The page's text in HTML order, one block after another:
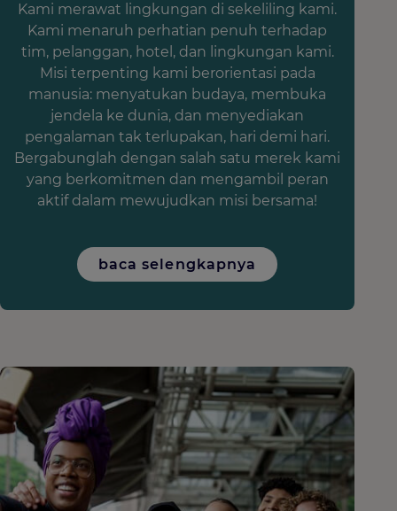
Kami merawat lingkungan di sekeliling kami.
Kami menaruh perhatian penuh terhadap
tim, pelanggan, hotel, dan lingkungan kami.
Misi terpenting kami berorientasi pada
manusia: menyatukan budaya, membuka
jendela ke dunia, dan menyediakan
pengalaman tak terlupakan, hari demi hari.
Bergabunglah dengan salah satu merek kami
yang berkomitmen dan mengambil peran
aktif dalam mewujudkan misi bersama!
baca selengkapnya